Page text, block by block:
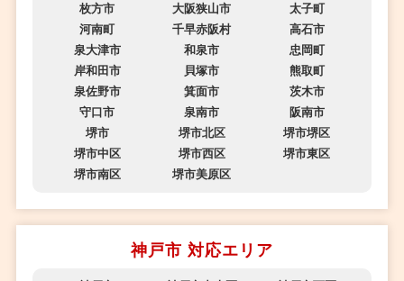
枚方市
大阪狭山市
太子町
河南町
千早赤阪村
高石市
泉大津市
和泉市
忠岡町
岸和田市
貝塚市
熊取町
泉佐野市
箕面市
茨木市
守口市
泉南市
阪南市
堺市
堺市北区
堺市堺区
堺市中区
堺市西区
堺市東区
堺市南区
堺市美原区
神戸市 対応エリア